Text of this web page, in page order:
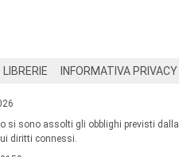
LIBRERIE INFORMATIVA PRIVACY
si sono assolti gli obblighi previsti dalla
diritti connessi.